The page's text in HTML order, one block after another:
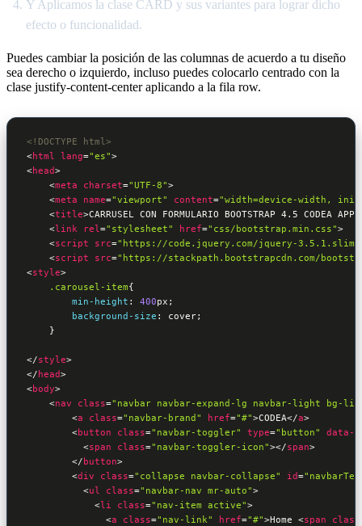
Y Aplicamos la clase CARD y sus variantes para lograr dicho
efecto o funcionalidad.
Puedes cambiar la posición de las columnas de acuerdo a tu diseño
sea derecho o izquierdo, incluso puedes colocarlo centrado con la
clase justify-content-center aplicando a la fila row.
<!DOCTYPE html>
<html lang="es">
<head>
<meta charset="UTF-8">
<meta name="viewport" content="width=device-width,
<title>CARRUSEL CON FORMULARIO BOOTSTRAP 4.5 CODEA APP
<link rel="stylesheet" href="css/bootstrap.min.css">
<script src="https://code.jquery.com/jquery-
<script src="https://stackpath.bootstrapcdn.com/
<style>
.carousel-item{
min-height : 400px ;
background-size : cover;
}
</style>
</ head>
<body>
<nav class="navbar navbar-expand-lg navbar-light bg-
<a class="navbar-brand" href="#">CODEA</a>
<button class="navbar-toggler" type="button"
data-
<span class="navbar-toggler-icon"></span>
</ button>
<div class="collapse navbar-collapse" id=
<ul class="navbar-nav mr-auto">
<li class="nav-item active">
<a class="nav-link" href="#">Home <span class